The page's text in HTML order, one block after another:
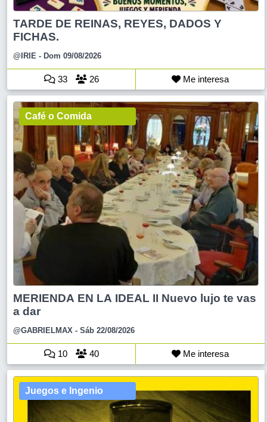
TARDE DE REINAS, REYES, DADOS Y
FICHAS.
@IRIE - Dom 09/08/2026
33 26 Me interesa
Café o Comida
MERIENDA EN LA IDEAL II Nuevo lujo te vas
a dar
@GABRIELMAX - Sáb 22/08/2026
10 40 Me interesa
Juegos e Ingenio